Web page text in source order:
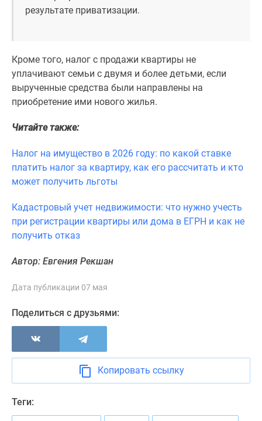
результате приватизации.
Кроме того, налог с продажи квартиры не
уплачивают семьи с двумя и более детьми, если
вырученные средства были направлены на
приобретение ими нового жилья.
Читайте также:
Налог на имущество в 2026 году: по какой ставке
платить налог за квартиру, как его рассчитать и кто
может получить льготы
Кадастровый учет недвижимости: что нужно учесть
при регистрации квартиры или дома в ЕГРН и как не
получить отказ
Автор: Евгения Рекшан
Дата публикации 07 мая
Поделиться с друзьями:
Копировать ссылку
Теги: